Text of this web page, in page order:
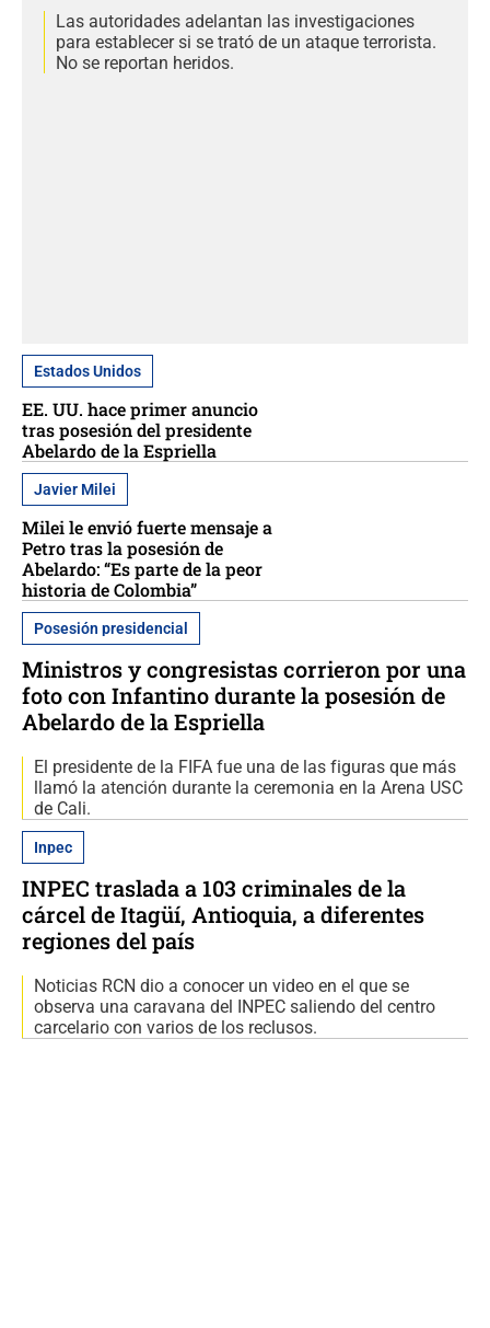
Las autoridades adelantan las investigaciones
para establecer si se trató de un ataque terrorista.
No se reportan heridos.
Estados Unidos
EE. UU. hace primer anuncio
tras posesión del presidente
Abelardo de la Espriella
Javier Milei
Milei le envió fuerte mensaje a
Petro tras la posesión de
Abelardo: “Es parte de la peor
historia de Colombia”
Posesión presidencial
Ministros y congresistas corrieron por una
foto con Infantino durante la posesión de
Abelardo de la Espriella
El presidente de la FIFA fue una de las figuras que más
llamó la atención durante la ceremonia en la Arena USC
de Cali.
Inpec
INPEC traslada a 103 criminales de la
cárcel de Itagüí, Antioquia, a diferentes
regiones del país
Noticias RCN dio a conocer un video en el que se
observa una caravana del INPEC saliendo del centro
carcelario con varios de los reclusos.